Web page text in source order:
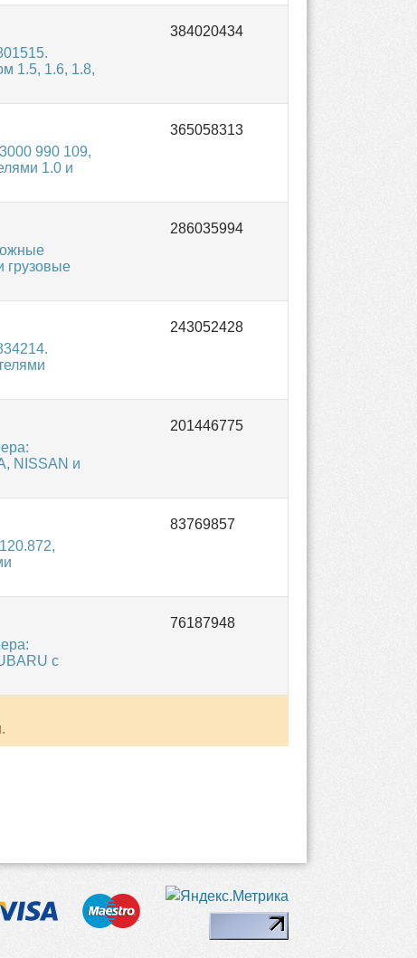
1.5, 1.6, 1.8,
990 109,
1.0 и
грузовые
NISSAN и
с